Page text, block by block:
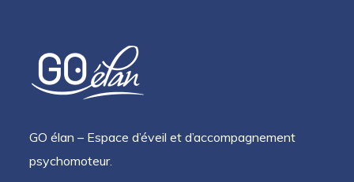
GO élan – Espace d’éveil et d’accompagnement
psychomoteur.